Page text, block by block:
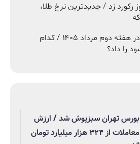
رکورد زد / جدیدترین نرخ طلا،
بازدهی بازارها در هفته دوم مرداد ۱۴۰۵ / کدام
را داد؟
بورس تهران سبزپوش شد / ارزش
معاملات از ۳۲۴ هزار میلیارد تومان